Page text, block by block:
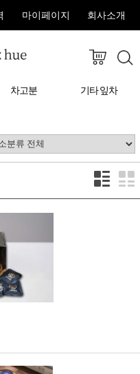
마이페이지 회사소개
차고분 기타 잎차